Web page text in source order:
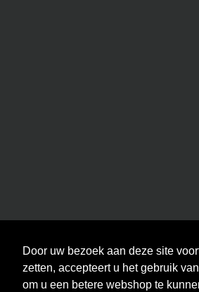
Door uw bezoek aan deze site
zetten, accepteert u het gebruik
om u een betere webshop te